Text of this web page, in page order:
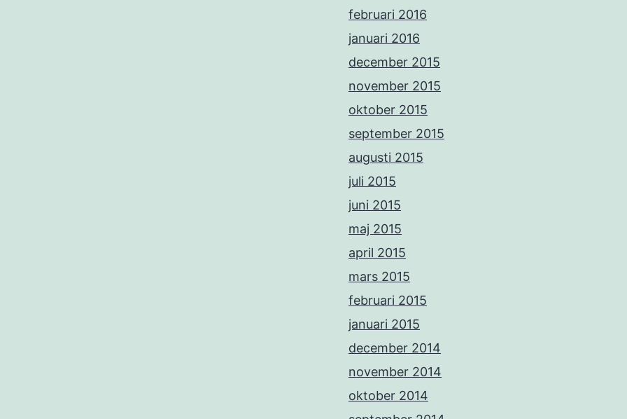
februari 2016
januari 2016
december 2015
november 2015
oktober 2015
september 2015
augusti 2015
juli 2015
juni 2015
maj 2015
april 2015
mars 2015
februari 2015
januari 2015
december 2014
november 2014
oktober 2014